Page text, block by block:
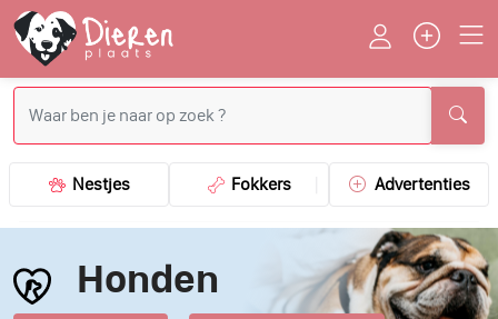
Nestjes Fokkers Advertenties
Honden